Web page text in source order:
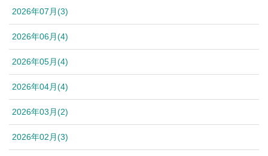
2026年07月(3)
2026年06月(4)
2026年05月(4)
2026年04月(4)
2026年03月(2)
2026年02月(3)